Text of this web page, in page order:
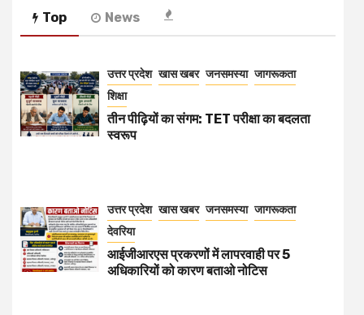
Top News
उत्तर प्रदेश खास खबर जनसमस्या जागरूकता
शिक्षा
तीन पीढ़ियों का संगम: TET परीक्षा का बदलता
स्वरूप
उत्तर प्रदेश खास खबर जनसमस्या जागरूकता
देवरिया
आईजीआरएस प्रकरणों में लापरवाही पर 5
अधिकारियों को कारण बताओ नोटिस